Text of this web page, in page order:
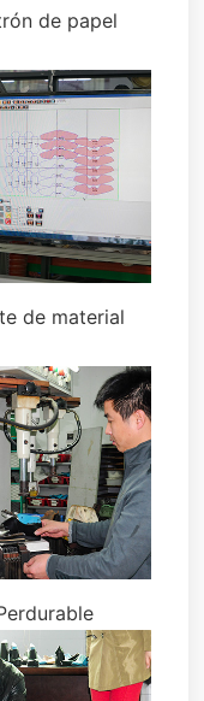
de papel
de material